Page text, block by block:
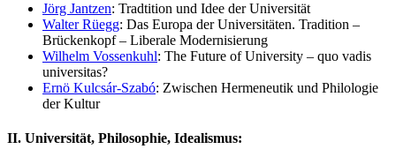
Jörg Jantzen: Tradtition und Idee der Universität
Walter Rüegg: Das Europa der Universitäten. Tradition –
Brückenkopf – Liberale Modernisierung
Wilhelm Vossenkuhl: The Future of University – quo vadis
universitas?
Ernö Kulcsár-Szabó: Zwischen Hermeneutik und Philologie
der Kultur
II. Universität, Philosophie, Idealismus: